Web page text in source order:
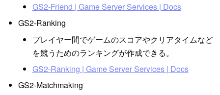
GS2-Friend | Game Server Services | Docs
GS2-Ranking
プレイヤー間でゲームのスコアやクリアタイムなど
を競うためのランキングが作成できる。
GS2-Ranking | Game Server Services | Docs
GS2-Matchmaking